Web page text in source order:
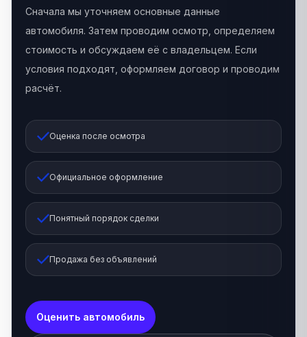
Сначала мы уточняем основные данные
автомобиля. Затем проводим осмотр, определяем
стоимость и обсуждаем её с владельцем. Если
условия подходят, оформляем договор и проводим
расчёт.
Оценка после осмотра
Официальное оформление
Понятный порядок сделки
Продажа без объявлений
Оценить автомобиль